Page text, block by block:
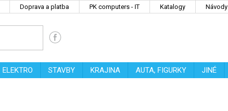
Doprava a platba PK computers - IT Katalogy Návody
ELEKTRO STAVBY KRAJINA AUTA, FIGURKY JINÉ